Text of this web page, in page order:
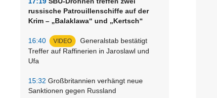
russische Patrouillenschiffe auf der
Krim – „Balaklawa“ und „Kertsch“
16:40 VIDEO
Generalstab bestätigt
Treffer auf Raffinerien in Jaroslawl und
Ufa
15:32 Großbritannien verhängt neue
Sanktionen gegen Russland